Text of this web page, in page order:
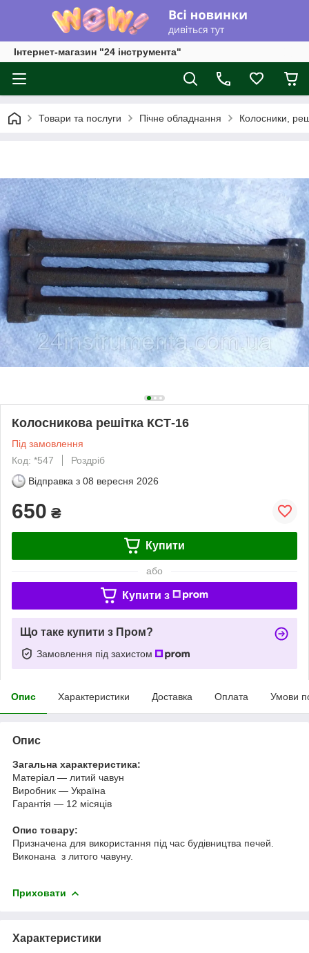
Інтернет-магазин "24 інструмента"
Товари та послуги Пічне обладнання Колосники,
Колосникова решітка КСТ-16
Під замовлення
Код: *547
Роздріб
Відправка з 08 вересня 2026
650 ₴
Купити
або
Купити з
Що таке купити з Пром?
Замовлення під захистом
Опис Характеристики Доставка Оплата Умови
Опис
Загальна характеристика:
Матеріал — литий чавун
Виробник — Україна
Гарантія — 12 місяців
Опис товару:
Призначена для використання під час будівництва печей.
Виконана з литого чавуну.
Приховати
Характеристики